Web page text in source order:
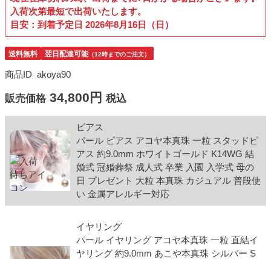
入荷次第最短で出荷いたします。
目安：到着予定日 2026年8月16日（日）
送料無料 翌日配達可能（12時までのご注文）
商品ID akoya90
販売価格 34,800円 税込
ピアス
パール ピアス アコヤ本真珠 一粒 スタッドピ
アス 約9.0mm ホワイトゴールド K14WG 結
婚式 冠婚葬祭 成人式 卒業 入園 入学式 母の
日 プレゼント 大粒 本真珠 カジュアル 普段使
い 金属アレルギー対応
イヤリング
パール イヤリング アコヤ本真珠 一粒 直結イ
ヤリング 約9.0mm あこや本真珠 シルバー S